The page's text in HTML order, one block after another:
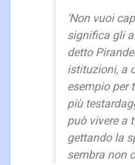
‘Non vuoi
significa gli
detto
istituzioni, a
esempio per
più
può vivere a
gettando la
sembra non